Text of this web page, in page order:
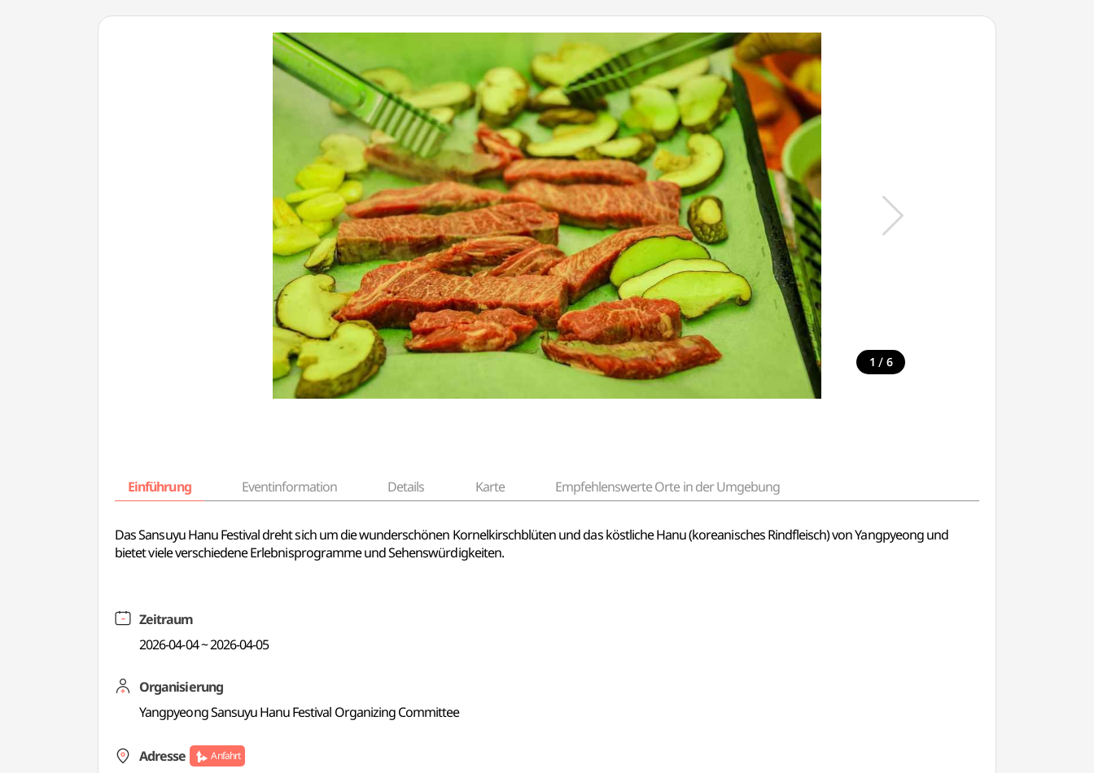
1 / 6
Einführung Eventinformation Details Karte Empfehlenswerte Orte in der Umgebung
Das Sansuyu Hanu Festival dreht sich um die wunderschönen Kornelkirschblüten und das köstliche Hanu (koreanisches Rindfleisch) von Yangpyeong und
bietet viele verschiedene Erlebnisprogramme und Sehenswürdigkeiten.
Zeitraum
2026-04-04 ~ 2026-04-05
Organisierung
Yangpyeong Sansuyu Hanu Festival Organizing Committee
Adresse Anfahrt